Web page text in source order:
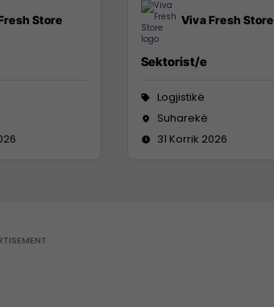
Store Viva Fresh Store
Sektorist/e
Logjistikë
Suharekë
31 Korrik 2026